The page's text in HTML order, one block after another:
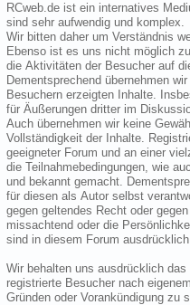
RCweb.de ist ein internatives
sind sehr aufwendig und komplex.
Wir bitten daher um Verständnis
Ebenso ist es uns nicht möglich
die Aktivitäten der Besucher auf
Dementsprechend übernehmen
Besuchern erzeigten Inhalte.
für Äußerungen dritter im
Auch übernehmen wir keine
Vollständigkeit der Inhalte.
geeigneter Forum und an einer
die Teilnahmebedingungen, wie
und bekannt gemacht.
für diesen als Autor selbst
gegen geltendes Recht oder
missachtend oder die
sind in diesem Forum
Wir behalten uns ausdrücklich
registrierte Besucher nach
Gründen oder Vorankündigung zu